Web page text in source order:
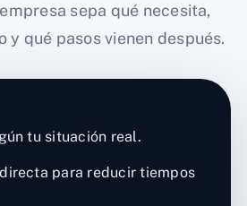
sepa qué necesita,
y qué pasos vienen después.
tu situación real.
para reducir tiempos